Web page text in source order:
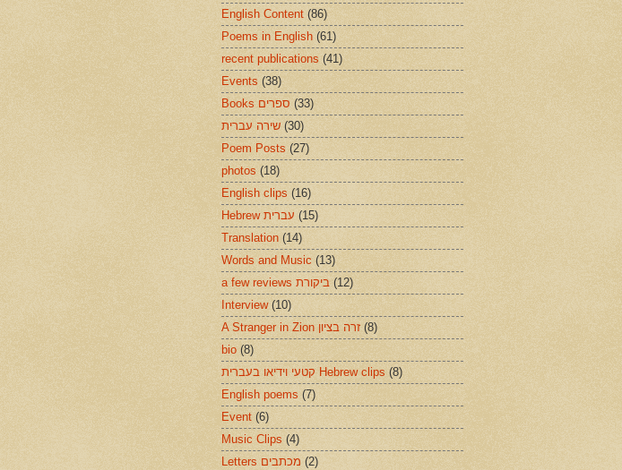
English Content (86)
Poems in English (61)
recent publications (41)
Events (38)
Books ספרים (33)
שירה עברית (30)
Poem Posts (27)
photos (18)
English clips (16)
Hebrew עברית (15)
Translation (14)
Words and Music (13)
a few reviews ביקורת (12)
Interview (10)
A Stranger in Zion זרה בציון (8)
bio (8)
קטעי וידיאו בעברית Hebrew clips (8)
English poems (7)
Event (6)
Music Clips (4)
Letters מכתבים (2)